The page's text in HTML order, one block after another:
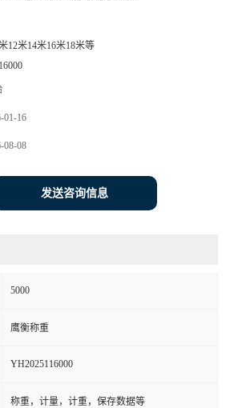
12米14米16米18米等
01-16
08-08
发送咨询信息
5000
鹰衡称重
YH2025116000
称重，计量，计重，保存数据等